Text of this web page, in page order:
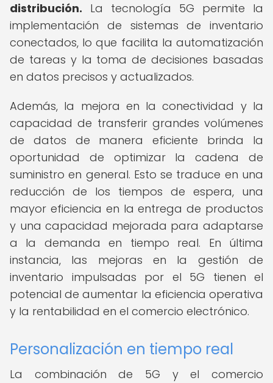
distribución. La tecnología 5G permite la
implementación de sistemas de inventario
conectados, lo que facilita la automatización
de tareas y la toma de decisiones basadas
en datos precisos y actualizados.
Además, la mejora en la conectividad y la
capacidad de transferir grandes volúmenes
de datos de manera eficiente brinda la
oportunidad de optimizar la cadena de
suministro en general. Esto se traduce en una
reducción de los tiempos de espera, una
mayor eficiencia en la entrega de productos
y una capacidad mejorada para adaptarse
a la demanda en tiempo real. En última
instancia, las mejoras en la gestión de
inventario impulsadas por el 5G tienen el
potencial de aumentar la eficiencia operativa
y la rentabilidad en el comercio electrónico.
Personalización en tiempo real
La combinación de 5G y el comercio